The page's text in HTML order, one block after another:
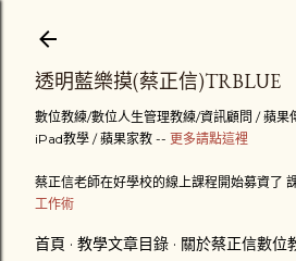
透明藍樂摸(蔡正信)TRBLUE
數位教練/數位人生管理教練/資訊顧問 / 蘋
iPad教學 / 蘋果家教 -- 更多請點這裡
蔡正信老師在好學校的線上課程開始募資了
工作術
首頁 教學文章目錄 關於蔡正信數位